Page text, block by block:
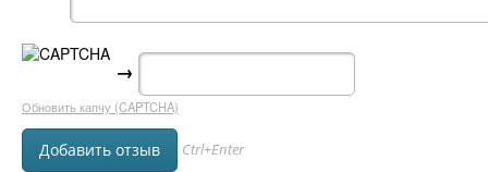
→
Обновить капчу (CAPTCHA)
Ctrl+Enter